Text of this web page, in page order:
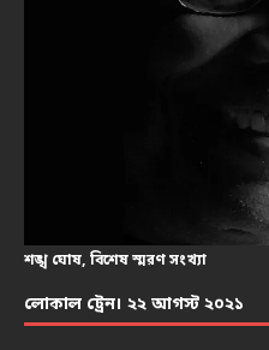
শঙ্খ ঘোষ, বিশেষ স্মরণ সংখ্যা
লোকাল ট্রেন। ২২ আগস্ট ২০২১